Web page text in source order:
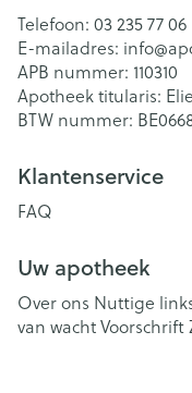
Telefoon: 03 235 77 06
E-mailadres: info@
APB nummer: 110310
Apotheek titularis:
BTW nummer:
Klantenservice
FAQ
Uw apotheek
Over ons Nuttige
van wachtVoorschrift